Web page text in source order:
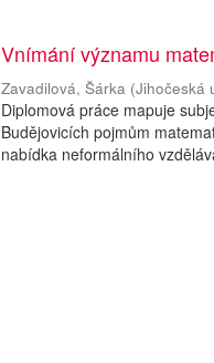
Vnímání významu
Zavadilová, Šárka (Jihočeská
Diplomová práce mapuje
Budějovicích pojmům
nabídka neformálního